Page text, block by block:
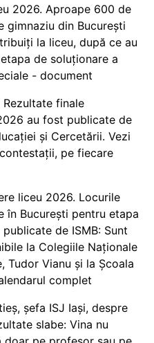
2026. Aproape 600 de
gimnaziu din București
la liceu, după ce au
de soluționare a
- document
Rezultate finale
au fost publicate de
și Cercetării. Vezi
pe fiecare
liceu 2026. Locurile
în București pentru etapa
de ISMB: Sunt
la Colegiile Naționale
Tudor Vianu și la Școala
complet
șefa ISJ Iași, despre
slabe: Vina nu